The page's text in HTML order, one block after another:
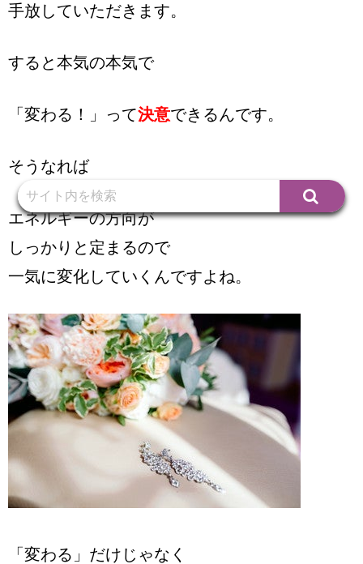
手放していただきます。
すると本気の本気で
「変わる！」って決意できるんです。
そうなれば
エネルギーの方向が
しっかりと定まるので
一気に変化していくんですよね。
「変わる」だけじゃなく